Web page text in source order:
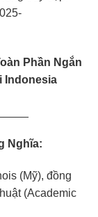
Phần Ngắn
Indonesia
Nghĩa:
(Mỹ), đồng
(Academic